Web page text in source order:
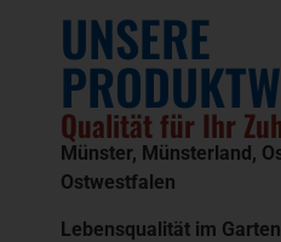
UNSERE
Qualität für Ihr
Münster, Münsterland,
Ostwestfalen
Lebensqualität im